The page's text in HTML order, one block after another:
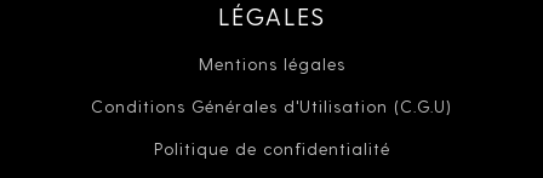
LÉGALES
Mentions légales
Conditions Générales d'Utilisation (C.G.U)
Politique de confidentialité